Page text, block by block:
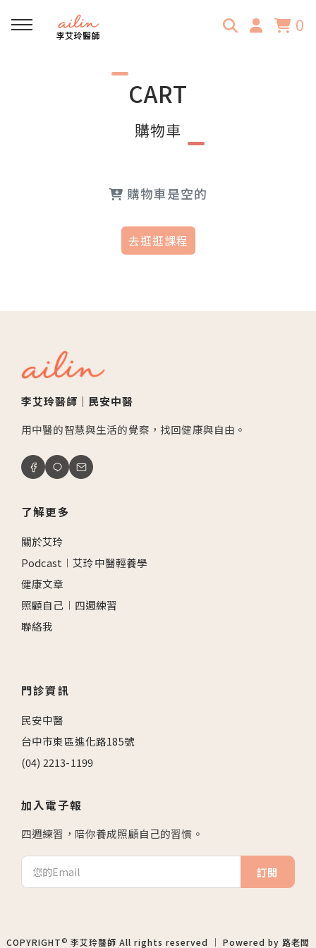
0
CART
購物車
購物車是空的
去逛逛課程
李艾玲醫師｜民安中醫
用中醫的智慧與生活的覺察，找回健康與自由。
了解更多
關於艾玲
Podcast︱艾玲中醫輕養學
健康文章
照顧自己︱四週練習
聯絡我
門診資訊
民安中醫
台中市東區進化路185號
(04) 2213-1199
加入電子報
四週練習，陪你養成照顧自己的習慣。
訂閱
COPYRIGHT © 李艾玲醫師 All rights reserved ｜ Powered by 路老闆